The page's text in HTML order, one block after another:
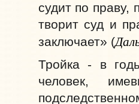
судит по праву,
творит суд и
заключает» (
Тройка - в
человек,